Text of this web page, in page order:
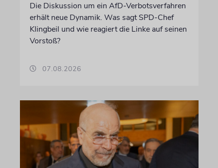
Die Diskussion um ein AfD-Verbotsverfahren
erhält neue Dynamik. Was sagt SPD-Chef
Klingbeil und wie reagiert die Linke auf seinen
Vorstoß?
07.08.2026